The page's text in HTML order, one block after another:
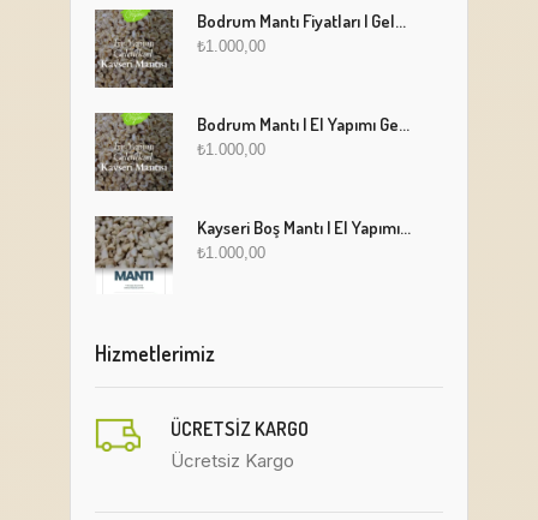
Bodrum Mantı Fiyatları | Geleneksel Türk Mantısı Online Sipariş
₺1.000,00
Bodrum Mantı | El Yapımı Geleneksel Mantı Lezzeti
₺1.000,00
Kayseri Boş Mantı | El Yapımı Geleneksel Fırınlanmış Mantı
₺1.000,00
Hizmetlerimiz
ÜCRETSIZ KARGO
Ücretsiz Kargo